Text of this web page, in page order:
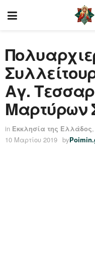
Αγ.
Μαρτύρων
in Εκκλησία της Ελλάδος,
10 Μαρτίου 2019 by